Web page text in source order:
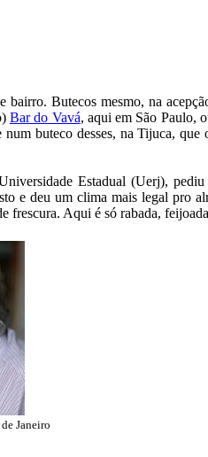
Butecos mesmo, na
Bar do Vavá, aqui em São Paulo,
buteco desses, na Tijuca, que
Estadual (Uerj),
e deu um clima mais legal pro
frescura. Aqui é só rabada,
Janeiro